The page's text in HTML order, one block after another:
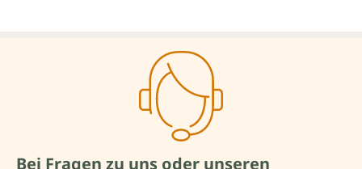
Bei Fragen zu uns oder unseren